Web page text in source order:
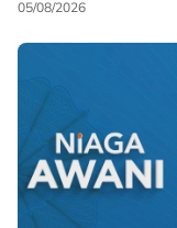
05/08/2026